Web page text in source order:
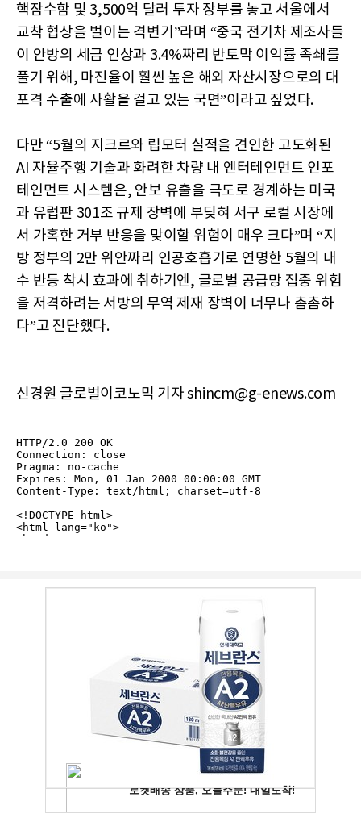
핵잠수함 및 3,500억 달러 투자 장부를 놓고 서울에서
교착 협상을 벌이는 격변기”라며 “중국 전기차 제조사들
이 안방의 세금 인상과 3.4%짜리 반토막 이익률 족쇄를
풀기 위해, 마진율이 훨씬 높은 해외 자산시장으로의 대
포격 수출에 사활을 걸고 있는 국면”이라고 짚었다.
다만 “5월의 지크르와 립모터 실적을 견인한 고도화된
AI 자율주행 기술과 화려한 차량 내 엔터테인먼트 인포
테인먼트 시스템은, 안보 유출을 극도로 경계하는 미국
과 유럽판 301조 규제 장벽에 부딪혀 서구 로컬 시장에
서 가혹한 거부 반응을 맞이할 위험이 매우 크다”며 “지
방 정부의 2만 위안짜리 인공호흡기로 연명한 5월의 내
수 반등 착시 효과에 취하기엔, 글로벌 공급망 집중 위험
을 저격하려는 서방의 무역 제재 장벽이 너무나 촘촘하
다”고 진단했다.
신경원 글로벌이코노믹 기자 shincm@g-enews.com